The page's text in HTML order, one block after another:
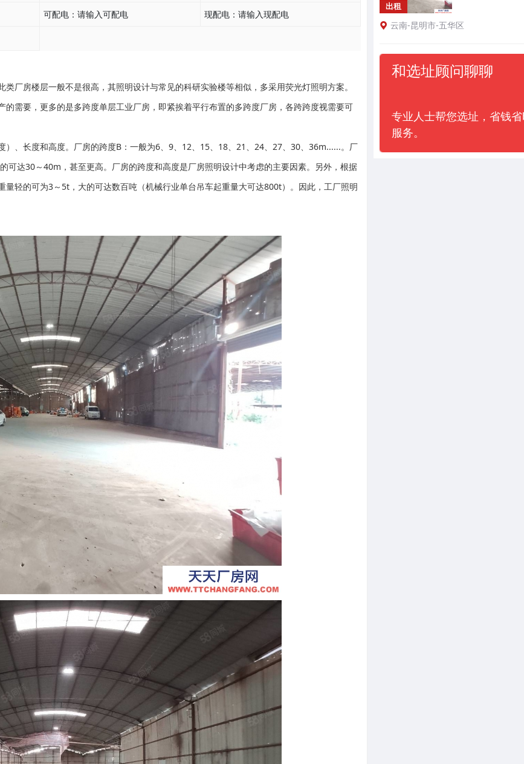
可配电： 请输入可配电 现配电： 请输入现配电
厂房楼层一般不是很高，其照明设计与常见的科研实验楼等相似，多采用荧光灯照明方案。
需要，更多的是多跨度单层工业厂房，即紧挨着平行布置的多跨度厂房，各跨跨度视需要可
、长度和高度。厂房的跨度B：一般为6、9、12、15、18、21、24、27、30、36m......。厂
可达30～40m，甚至更高。厂房的跨度和高度是厂房照明设计中考虑的主要因素。另外，根据
轻的可为3～5t，大的可达数百吨（机械行业单台吊车起重量大可达800t）。因此，工厂照明
出租
云南-昆明市-五华区
和选址顾问聊聊
专业人士帮您选址，省钱
服务。